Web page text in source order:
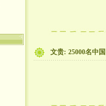
文贵: 25000名中